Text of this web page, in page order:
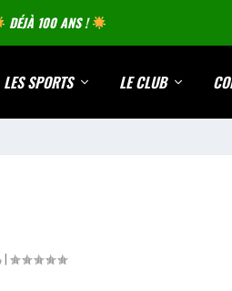
DÉJÀ 100 ANS !
LES SPORTS LE CLUB
|